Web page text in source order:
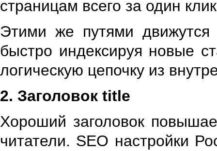
страницам всего за один
Этими же путями
быстро индексируя новые
логическую цепочку из
2. Заголовок title
Хороший заголовок
читатели. SEO настройки